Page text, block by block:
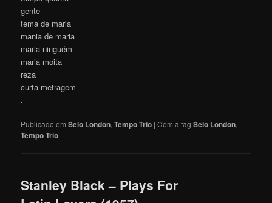
gente
tema de maria
mania de maria
maria ninguém
maria moita
reza
curta metragem
.
Publicado em Selo London,Tempo Trio |Com a tagSelo London,
Tempo Trio
Stanley Black – Plays For